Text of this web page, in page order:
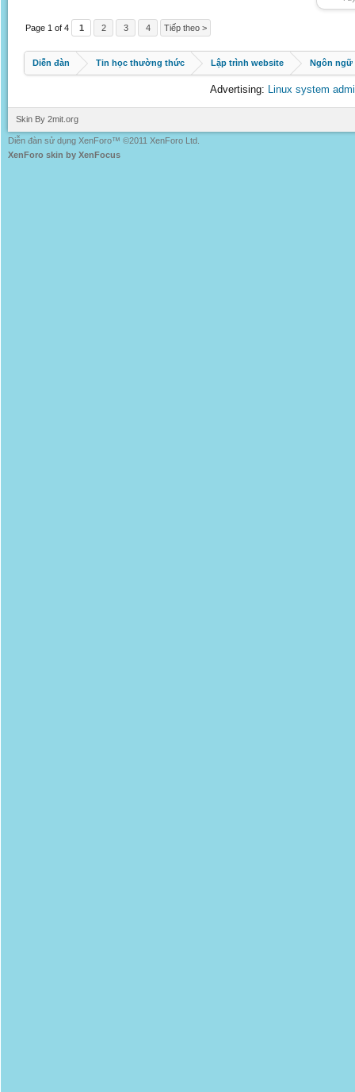
Page 1 of 4 1 2 3 4 Tiếp theo >
Diễn đàn Tin học thường thức Lập trình website Ngôn ngữ
Advertising: Linux system
Skin By 2mit.org
Diễn đàn sử dụng XenForo™ ©2011 XenForo Ltd.
XenForo skin by XenFocus